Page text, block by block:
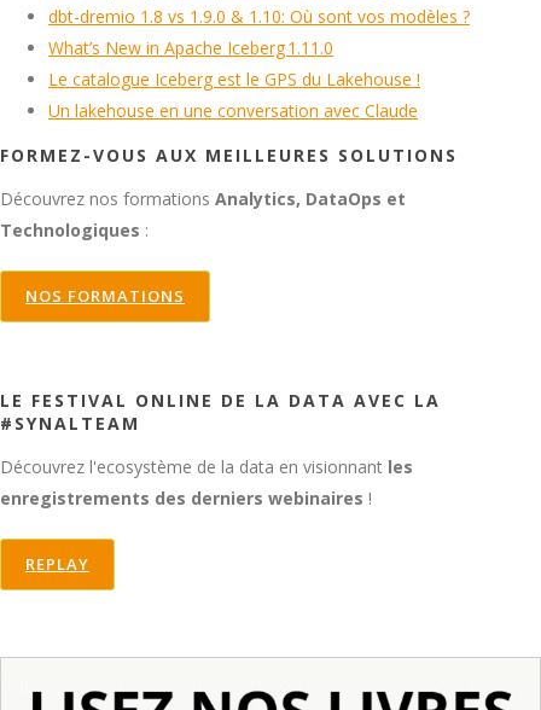
dbt-dremio 1.8 vs 1.9.0 & 1.10: Où sont vos modèles ?
What’s New in Apache Iceberg 1.11.0
Le catalogue Iceberg est le GPS du Lakehouse !
Un lakehouse en une conversation avec Claude
FORMEZ-VOUS AUX MEILLEURES SOLUTIONS
Découvrez nos formations Analytics, DataOps et
Technologiques :
NOS FORMATIONS
LE FESTIVAL ONLINE DE LA DATA AVEC LA
#SYNALTEAM
Découvrez l'ecosystème de la data en visionnant les
enregistrements des derniers webinaires !
REPLAY